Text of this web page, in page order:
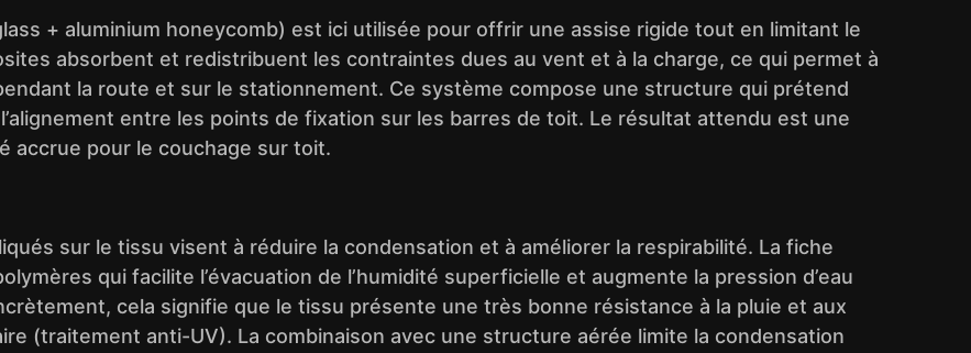
+ aluminium honeycomb) est ici utilisée pour offrir une assise rigide tout en limitant le
absorbent et redistribuent les contraintes dues au vent et à la charge, ce qui permet à
la route et sur le stationnement. Ce système compose une structure qui prétend
entre les points de fixation sur les barres de toit. Le résultat attendu est une
accrue pour le couchage sur toit.
sur le tissu visent à réduire la condensation et à améliorer la respirabilité. La fiche
qui facilite l’évacuation de l’humidité superficielle et augmente la pression d’eau
cela signifie que le tissu présente une très bonne résistance à la pluie et aux
(traitement anti-UV). La combinaison avec une structure aérée limite la condensation